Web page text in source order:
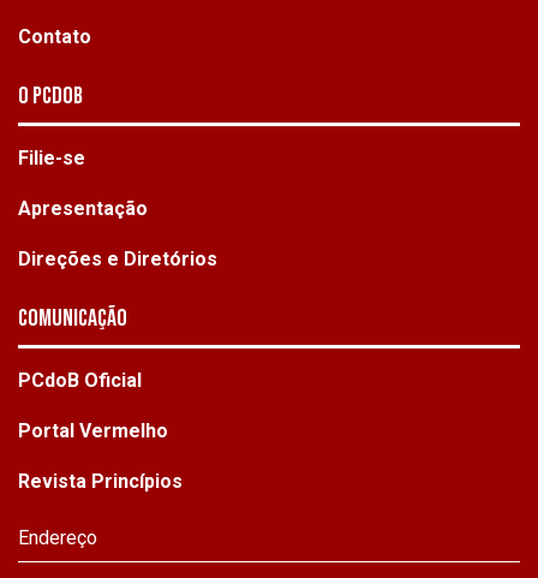
Contato
O PCdoB
Filie-se
Apresentação
Direções e Diretórios
Comunicação
PCdoB Oficial
Portal Vermelho
Revista Princípios
Endereço